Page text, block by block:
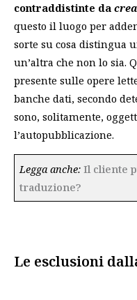
contraddistinte da
questo il luogo per
sorte su cosa distingua
un’altra che non lo sia.
presente sulle opere
banche dati, secondo
sono, solitamente,
l’autopubblicazione.
Legga anche:Il cliente
traduzione?
Le esclusioni